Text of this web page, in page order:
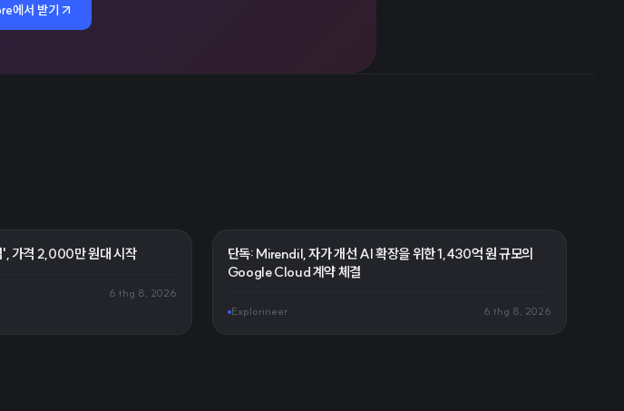
에서 받기
', 가격 2,000만 원대 시작
6 thg 8, 2026
단독: Mirendil, 자가 개선 AI 확장을 위한 1,430억 원 규모의
Google Cloud 계약 체결
Explorineer 6 thg 8, 2026